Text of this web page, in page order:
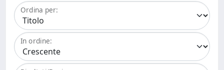
Ordina per:
In ordine: